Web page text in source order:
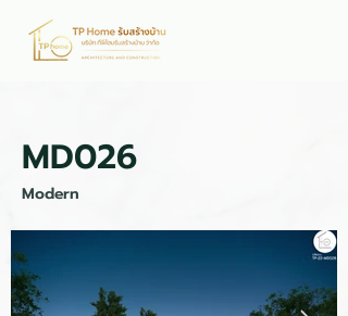
MD026
Modern